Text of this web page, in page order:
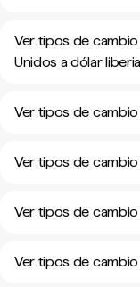
Ver tipos de
Unidos a dólar
Ver tipos de
Ver tipos de
Ver tipos de
Ver tipos de